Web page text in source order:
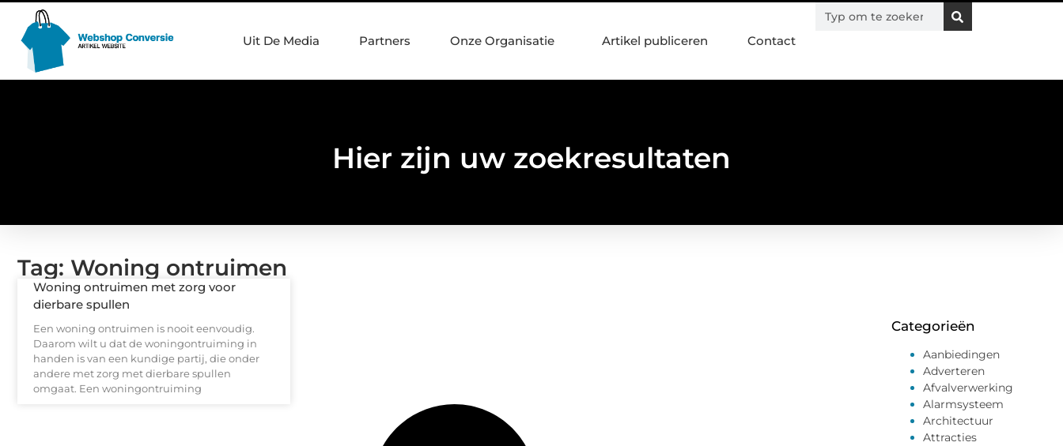
Uit De Media Partners Onze Organisatie Artikel publiceren Contact
Hier zijn uw zoekresultaten
Tag: Woning ontruimen
Woning ontruimen met zorg voor
dierbare spullen
Een woning ontruimen is nooit eenvoudig.
Daarom wilt u dat de woningontruiming in
handen is van een kundige partij, die onder
andere met zorg met dierbare spullen
omgaat. Een woningontruiming
Categorieën
Aanbiedingen
Adverteren
Afvalverwerking
Alarmsysteem
Architectuur
Attracties